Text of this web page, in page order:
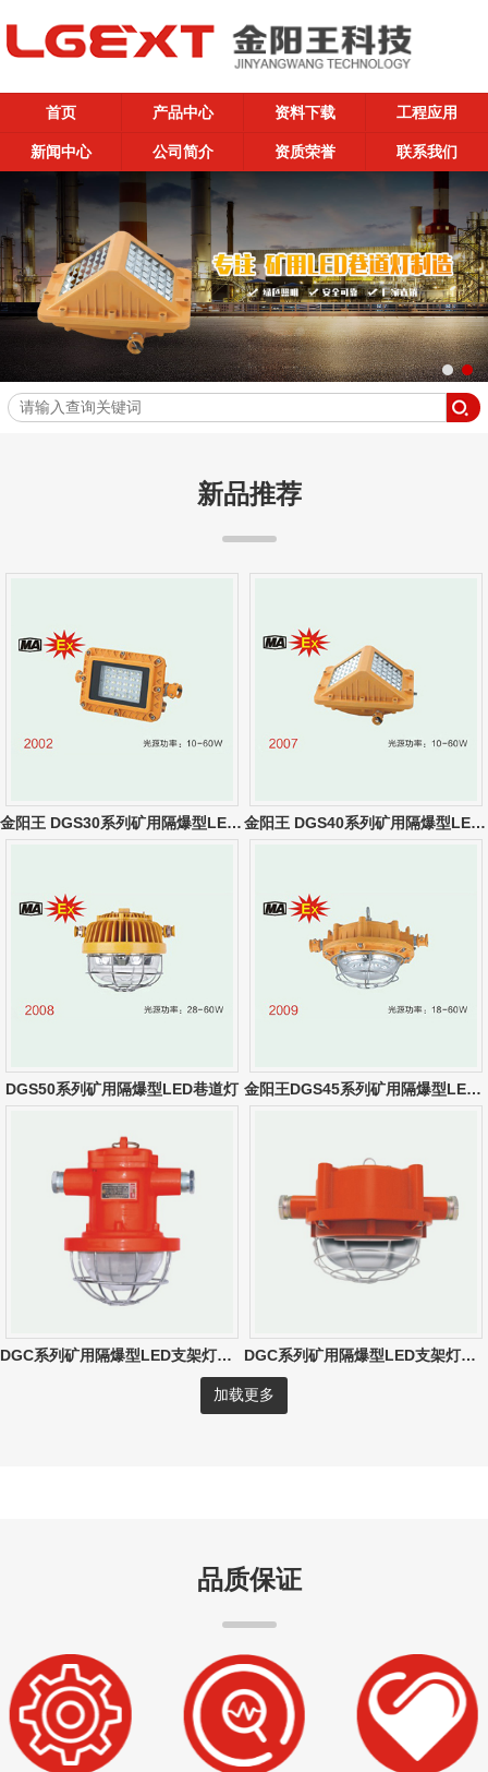
首页 产品中心 资料下载 工程应用
新闻中心 公司简介 资质荣誉 联系我们
新品推荐
金阳王 DGS30系列矿用隔爆型LED巷道灯 金阳王 DGS40系列矿用隔爆型LED巷道灯
DGS50系列矿用隔爆型LED巷道灯 金阳王DGS45系列矿用隔爆型LED巷道灯
DGC系列矿用隔爆型LED支架灯（10W-30W） DGC系列矿用隔爆型LED支架灯（圆形）
加载更多
品质保证